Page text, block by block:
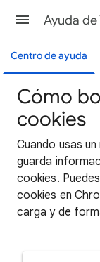
Ayuda de
Centro de ayuda
Cómo
cookies
Cuando usas
guarda
cookies.
cookies en
carga y de